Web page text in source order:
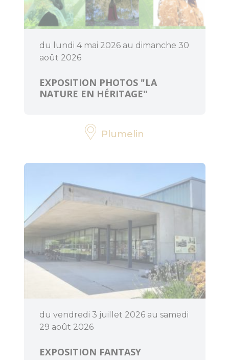
Trésors
architecturaux
Jardins et
Centre
Morbihan
Destination
du lundi 4 mai 2026 au dimanche 30
août 2026
EXPOSITION PHOTOS "LA
NATURE EN HÉRITAGE"
Plumelin
du vendredi 3 juillet 2026 au samedi
29 août 2026
EXPOSITION FANTASY